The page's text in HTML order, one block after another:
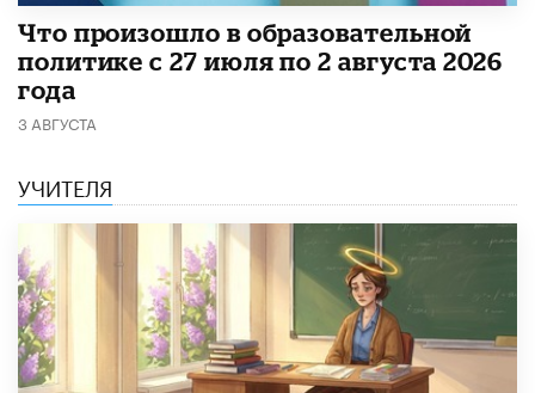
​Что произошло в образовательной
политике с 27 июля по 2 августа 2026
года
3 АВГУСТА
УЧИТЕЛЯ